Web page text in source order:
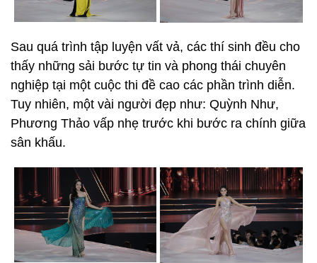
Sau quá trình tập luyện vất vả, các thí sinh đều cho
thấy những sải bước tự tin và phong thái chuyên
nghiệp tại một cuộc thi đề cao các phần trình diễn.
Tuy nhiên, một vài người đẹp như: Quỳnh Như,
Phương Thảo vấp nhẹ trước khi bước ra chính giữa
sân khấu.